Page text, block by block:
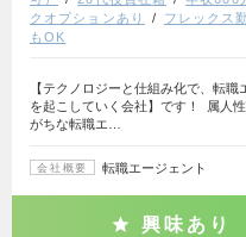
クオプションあり
フレックス
もOK
【テクノロジーと仕組み化で、転
を起こしていく会社】です！ 属人
がちな転職エ…
会社概要 転職エージェント
興味あり